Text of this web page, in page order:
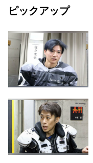
ピックアップ